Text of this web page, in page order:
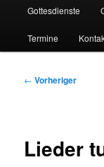
Gottesdienste
Termine
Beitragsnavigation
← Vorheriger
Lieder